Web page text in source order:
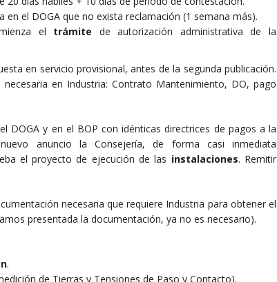
el DOGA que no exista reclamación (1 semana más).
el trámite de autorización administrativa de la
en servicio provisional, antes de la segunda publicación.
en Industria: Contrato Mantenimiento, DO, pago
DOGA y en el BOP con idénticas directrices de pagos a la
anuncio la Consejería, de forma casi inmediata
el proyecto de ejecución de las instalaciones. Remitir
necesaria que requiere Industria para obtener el
presentada la documentación, ya no es necesario).
.
de Tierras y Tensiones de Paso y Contacto).